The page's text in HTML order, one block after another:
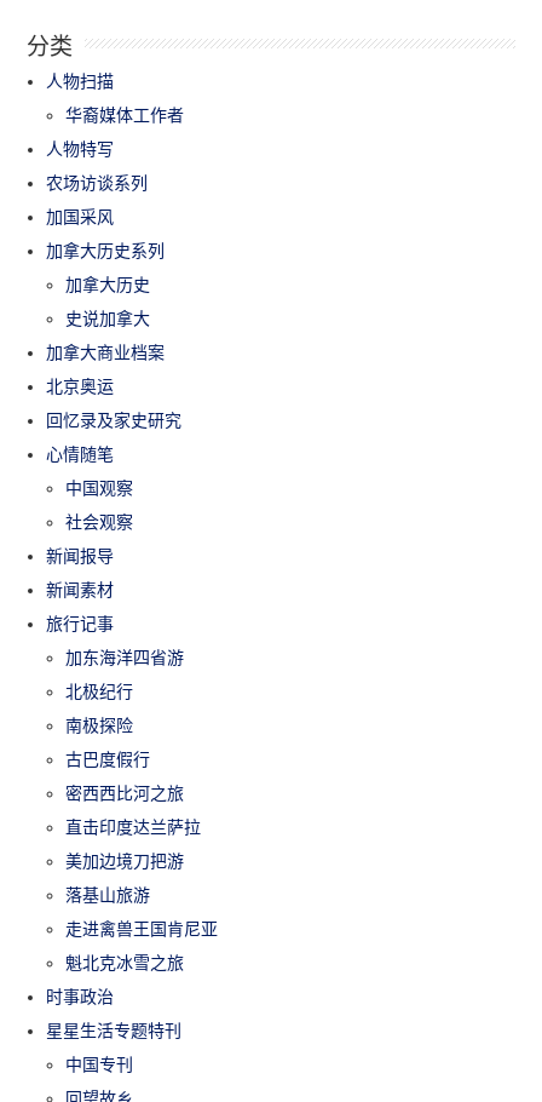
分类
人物扫描
华裔媒体工作者
人物特写
农场访谈系列
加国采风
加拿大历史系列
加拿大历史
史说加拿大
加拿大商业档案
北京奥运
回忆录及家史研究
心情随笔
中国观察
社会观察
新闻报导
新闻素材
旅行记事
加东海洋四省游
北极纪行
南极探险
古巴度假行
密西西比河之旅
直击印度达兰萨拉
美加边境刀把游
落基山旅游
走进禽兽王国肯尼亚
魁北克冰雪之旅
时事政治
星星生活专题特刊
中国专刊
回望故乡